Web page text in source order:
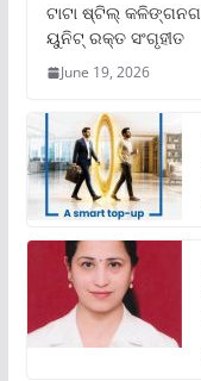
ଟାଟା ଷ୍ଟିଲ୍‌
ୟୁନିଟ୍‌ ରକ୍ତ ସଂଗୃହୀତ
June 19, 2026